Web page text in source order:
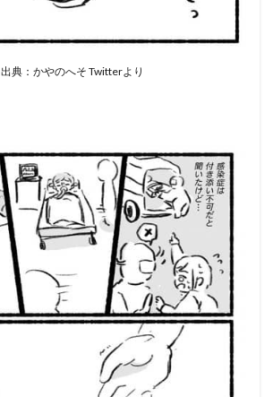
出典：かやのへそ Twitterより